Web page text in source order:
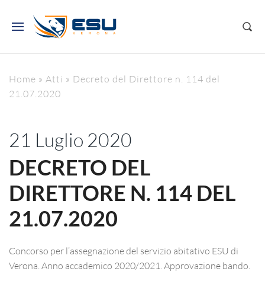
Home » Atti » Decreto del Direttore n. 114 del
21.07.2020
21 Luglio 2020
DECRETO DEL
DIRETTORE N. 114 DEL
21.07.2020
Concorso per l’assegnazione del servizio abitativo ESU di
Verona. Anno accademico 2020/2021. Approvazione bando.